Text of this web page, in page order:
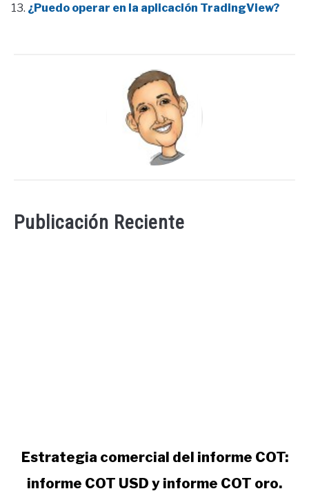
¿Puedo operar en la aplicación TradingView?
Publicación Reciente
link
Estrategia
Estrategia comercial del informe COT:
informe COT USD y informe COT oro.